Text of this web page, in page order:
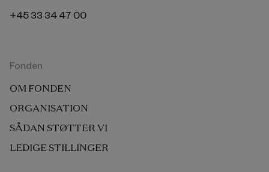
+45 33 34 47 00
Fonden
OM FONDEN
ORGANISATION
SÅDAN STØTTER VI
LEDIGE STILLINGER